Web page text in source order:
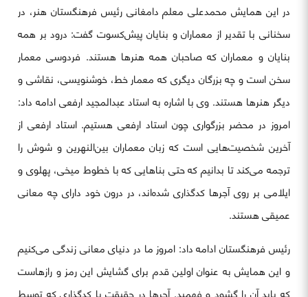
در این همایش محمدعلی معلم دامغانی رئیس فرهنگستان هنر، در
سخنانی با تقدیر از معماران و بنایان پیش‌کسوت گفت: درود بر همه
بنایان و معماران که صاحبان همه هنرها هستند. فردوسی معمار
سخن است و چه بزرگان دیگری که معمار خط، خوشنویسی، نقاشی و
دیگر هنرها هستند. وی با اشاره به استاد عبدالمجید ارفعی ادامه داد:
امروز در محضر بزرگواری چون استاد ارفعی هستیم. استاد ارفعی از
آخرین شخصیت‌هایی است که زبان معماران بین‌النهرین و شوش را
ترجمه می‌کند تا بدانیم که حتی بناهایی که با خطوط میخی، پهلوی و
ایلامی بر روی آجرها کدگذاری شده‌اند، در درون خود دارای چه معانی
عمیقی هستند.
رئیس فرهنگستان ادامه داد: امروز ما در دنیای معانی زندگی می‌کنیم
و این همایش به عنوان اولین قدم برای گشایش این رمز و رازهاست